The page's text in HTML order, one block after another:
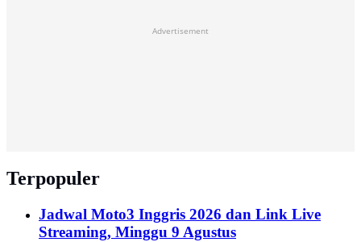
Advertisement
Terpopuler
Jadwal Moto3 Inggris 2026 dan Link Live
Streaming, Minggu 9 Agustus